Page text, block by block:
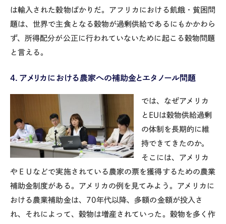
は輸入された穀物ばかりだ。アフリカにおける飢餓・貧困問
題は、世界で主食となる穀物が過剰供給であるにもかかわら
ず、所得配分が公正に行われていないために起こる穀物問題
と言える。
４．アメリカにおける農家への補助金とエタノール問題
では、なぜアメリカ
とEUは穀物供給過剰
の体制を長期的に維
持できてきたのか。
そこには、アメリカ
やＥＵなどで実施されている農家の票を獲得するための農業
補助金制度がある。アメリカの例を見てみよう。アメリカに
おける農業補助金は、70年代以降、多額の金額が投入さ
れ、それによって、穀物は増産されていった。穀物を多く作